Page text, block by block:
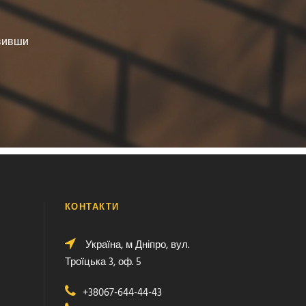
КОНТАКТИ
Україна, м Дніпро, вул.
Троїцька 3, оф. 5
+38067-644-44-43